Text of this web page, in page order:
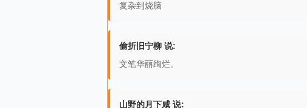
复杂到烧脑
偷折旧宁柳 说:
文笔华丽绚烂。
山野的月下咸 说: